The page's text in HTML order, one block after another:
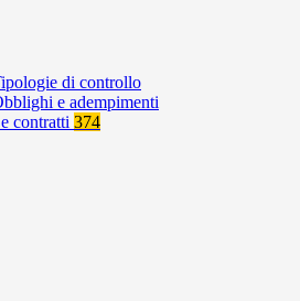
di controllo
e adempimenti
contratti 374